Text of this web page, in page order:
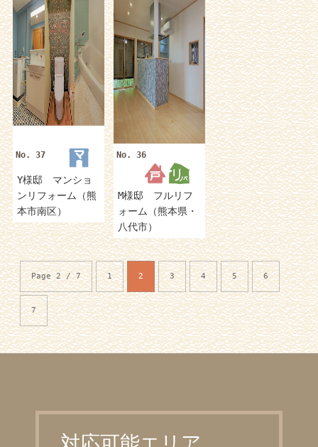
No. 37
Y様邸 マンショ
ンリフォーム（熊
本市南区）
No. 36
M様邸 フルリフ
ォーム（熊本県・
八代市）
Page 2 / 7 1 2 3 4 5 6
7